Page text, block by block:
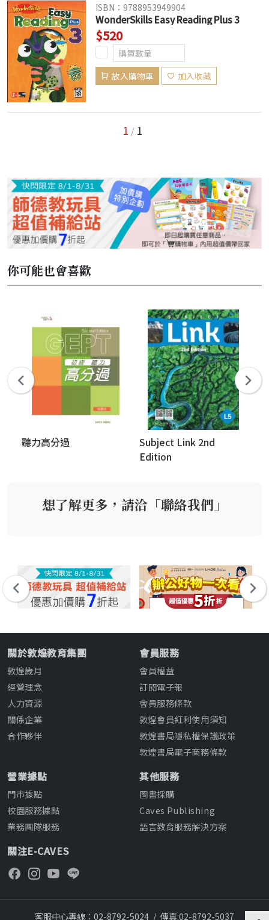
ISBN：9788953949904
WonderSkills Easy Reading Plus 3
$520
放入購物車 加入收藏
1 / 1
你可能也會喜歡
聽力高分過
Subject Link 2nd
Edition
想了解更多，請洽「聯絡我們」
關於敦煌教育集團
敦煌歲月
經營理念
人力資源
關係企業
合作夥伴
會員服務
會員權益
訂閱電子報
會員服務條款
敦煌會員紅利使用須知
敦煌書局隱私權保護政策
敦煌書局電子商務條款
營業據點
門市據點
校園服務據點
業務團隊服務
其他服務
圖書採購
Caves Publishing
語言教育服務解決方案
關注E-CAVES
客服中心專線：02-8792-5024 / 傳真:02-8792-5037